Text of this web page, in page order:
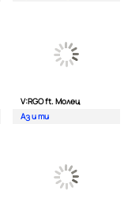
V:RGO ft. Молец
Аз и ти